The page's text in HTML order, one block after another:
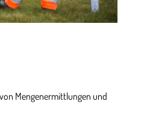
Mengenermittlungen und